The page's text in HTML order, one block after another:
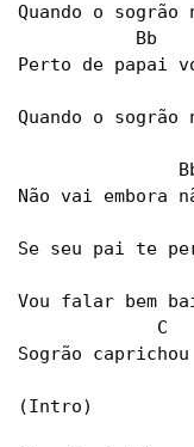
Quando o
Bb
Perto de papai
Quando o
Não vai embora
Se seu pai te
Vou falar bem
             C
Sogrão
(Intro)